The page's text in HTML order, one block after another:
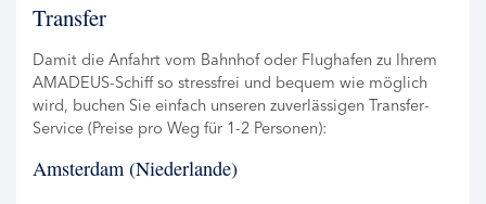
Transfer
Damit die Anfahrt vom Bahnhof oder Flughafen zu Ihrem
AMADEUS-Schiff so stressfrei und bequem wie möglich
wird, buchen Sie einfach unseren zuverlässigen Transfer-
Service (Preise pro Weg für 1-2 Personen):
Amsterdam (Niederlande)